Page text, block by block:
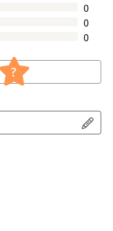
0
0
0
?